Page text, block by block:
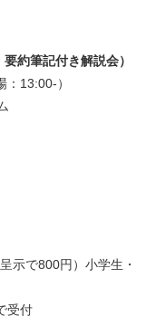
約筆記付き解説会）
13:00-）
示で800円）小学生・
受付